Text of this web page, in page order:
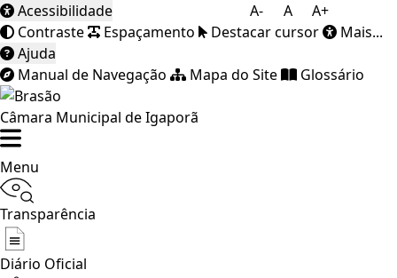
A- A A+
Acessibilidade
Contraste
Espaçamento Destacar cursor
Mais...
Ajuda
Manual de Navegação
Mapa do Site Glossário
Câmara Municipal de Igaporã
Menu
Transparência
Diário Oficial